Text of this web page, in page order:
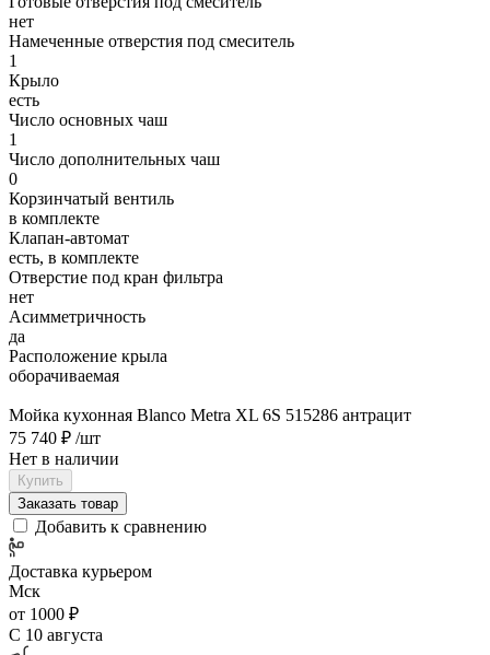
нет
Намеченные отверстия под смеситель
1
Крыло
есть
Число основных чаш
1
Число дополнительных чаш
0
Корзинчатый вентиль
в комплекте
Клапан-автомат
есть, в комплекте
Отверстие под кран фильтра
нет
Асимметричность
да
Расположение крыла
оборачиваемая
Мойка кухонная Blanco Metra XL 6S 515286 антрацит
75 740 ₽ /шт
Нет в наличии
Купить
Заказать товар
Добавить к сравнению
Доставка курьером
Мск
от 1000 ₽
С 10 августа